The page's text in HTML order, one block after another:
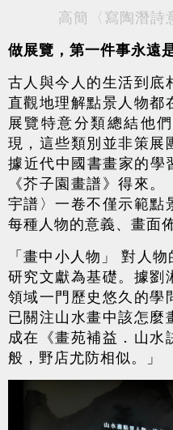
高簡〈寫陶潛詩
做展覽，第一件事永遠
古人與今人的生活到底
直觀地理解點景人物都
展覽特意分類總結他
現，這些類別並非策展
據近代中國書畫家的
《芥子園畫譜》得來
宇譜〉一卷不僅示範點
每種人物的意義、畫面
「畫中小人物」 對人
研究文獻為基礎。據劉
領域一門歷史悠久的學
已關注山水畫中該怎麼
成在《畫苑補益．山水
般，野店尤防相似。」